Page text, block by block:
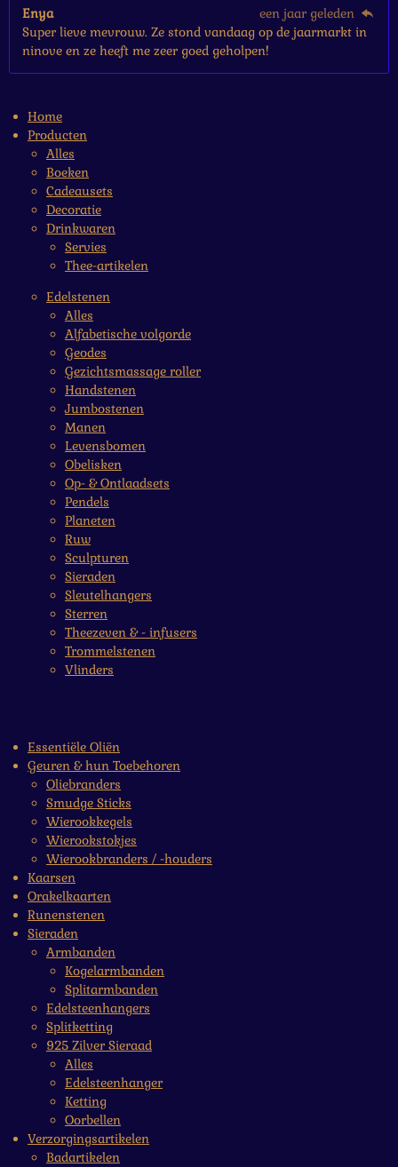
Enya
een jaar geleden
Super lieve mevrouw. Ze stond vandaag op de jaarmarkt in
ninove en ze heeft me zeer goed geholpen!
Home
Producten
Alles
Boeken
Cadeausets
Decoratie
Drinkwaren
Servies
Thee-artikelen
Edelstenen
Alles
Alfabetische volgorde
Geodes
Gezichtsmassage roller
Handstenen
Jumbostenen
Manen
Levensbomen
Obelisken
Op- & Ontlaadsets
Pendels
Planeten
Ruw
Sculpturen
Sieraden
Sleutelhangers
Sterren
Theezeven & - infusers
Trommelstenen
Vlinders
Essentiële Oliën
Geuren & hun Toebehoren
Oliebranders
Smudge Sticks
Wierookkegels
Wierookstokjes
Wierookbranders / -houders
Kaarsen
Orakelkaarten
Runenstenen
Sieraden
Armbanden
Kogelarmbanden
Splitarmbanden
Edelsteenhangers
Splitketting
925 Zilver Sieraad
Alles
Edelsteenhanger
Ketting
Oorbellen
Verzorgingsartikelen
Badartikelen